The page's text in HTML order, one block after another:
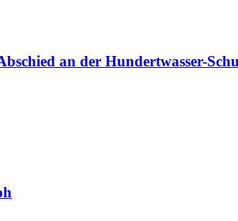
an der Hundertwasser-